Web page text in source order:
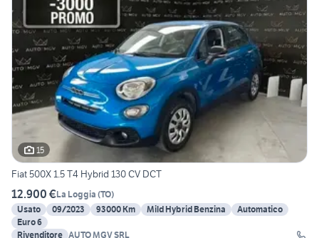
15
Fiat 500X 1.5 T4 Hybrid 130 CV DCT
12.900 €La Loggia (TO)
Usato
09/2023 93000 Km Mild Hybrid Benzina
Automatico
Euro 6
Rivenditore AUTO MGV SRL